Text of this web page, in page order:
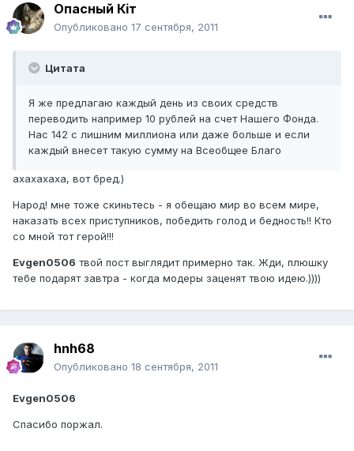
Опасный Кiт
Опубликовано 17 сентября, 2011
Цитата
Я же предлагаю каждый день из своих средств
переводить например 10 рублей на счет Нашего Фонда.
Нас 142 с лишним миллиона или даже больше и если
каждый внесет такую сумму на Всеобщее Благо
ахахахаха, вот бред.)
Народ! мне тоже скиньтесь - я обещаю мир во всем мире,
наказать всех приступников, победить голод и бедность!! Кто
со мной тот герой!!!
Evgen0506 твой пост выглядит примерно так. Жди, плюшку
тебе подарят завтра - когда модеры заценят твою идею.))))
hnh68
Опубликовано 18 сентября, 2011
Evgen0506
Спасибо поржал.